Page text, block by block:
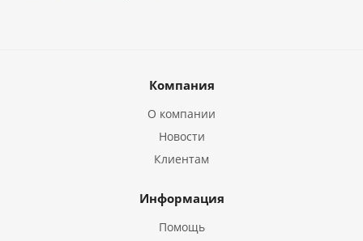
Компания
О компании
Новости
Клиентам
Информация
Помощь